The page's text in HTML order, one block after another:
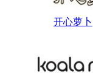
开心萝卜